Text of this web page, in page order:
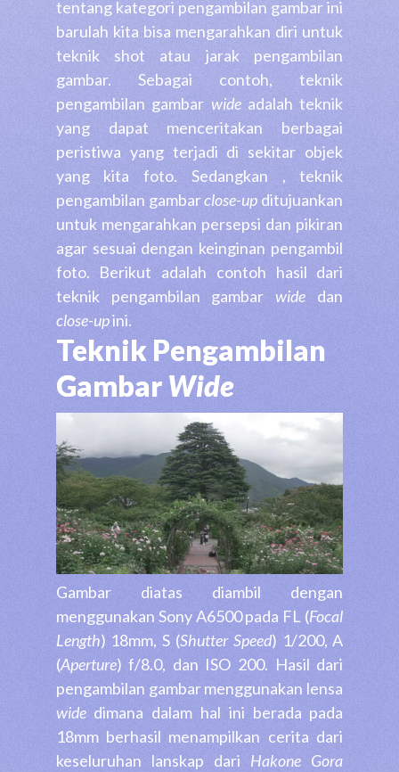
tentang kategori pengambilan gambar ini
barulah kita bisa mengarahkan diri untuk
teknik shot atau jarak pengambilan
gambar. Sebagai contoh, teknik
pengambilan gambar wideadalah teknik
yang dapat menceritakan berbagai
peristiwa yang terjadi di sekitar objek
yang kita foto. Sedangkan , teknik
pengambilan gambarclose-up ditujuankan
untuk mengarahkan persepsi dan pikiran
agar sesuai dengan keinginan pengambil
foto. Berikut adalah contoh hasil dari
teknik pengambilan gambar wide dan
close-upini.
Teknik Pengambilan
Gambar Wide
Gambar diatas diambil dengan
menggunakan Sony A6500 pada FL (Focal
Length) 18mm, S (Shutter Speed) 1/200, A
(Aperture) f/8.0, dan ISO 200. Hasil dari
pengambilan gambar menggunakan lensa
widedimana dalam hal ini berada pada
18mm berhasil menampilkan cerita dari
keseluruhan lanskap dari Hakone Gora